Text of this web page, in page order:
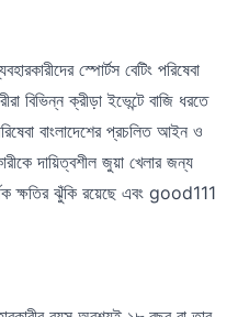
স্পোর্টস বেটিং পরিষেবা
বিভিন্ন ক্রীড়া ইভেন্টে বাজি ধরতে
বাংলাদেশের প্রচলিত আইন ও
দায়িত্বশীল জুয়া খেলার জন্য
ক্ষতির ঝুঁকি রয়েছে এবং good111